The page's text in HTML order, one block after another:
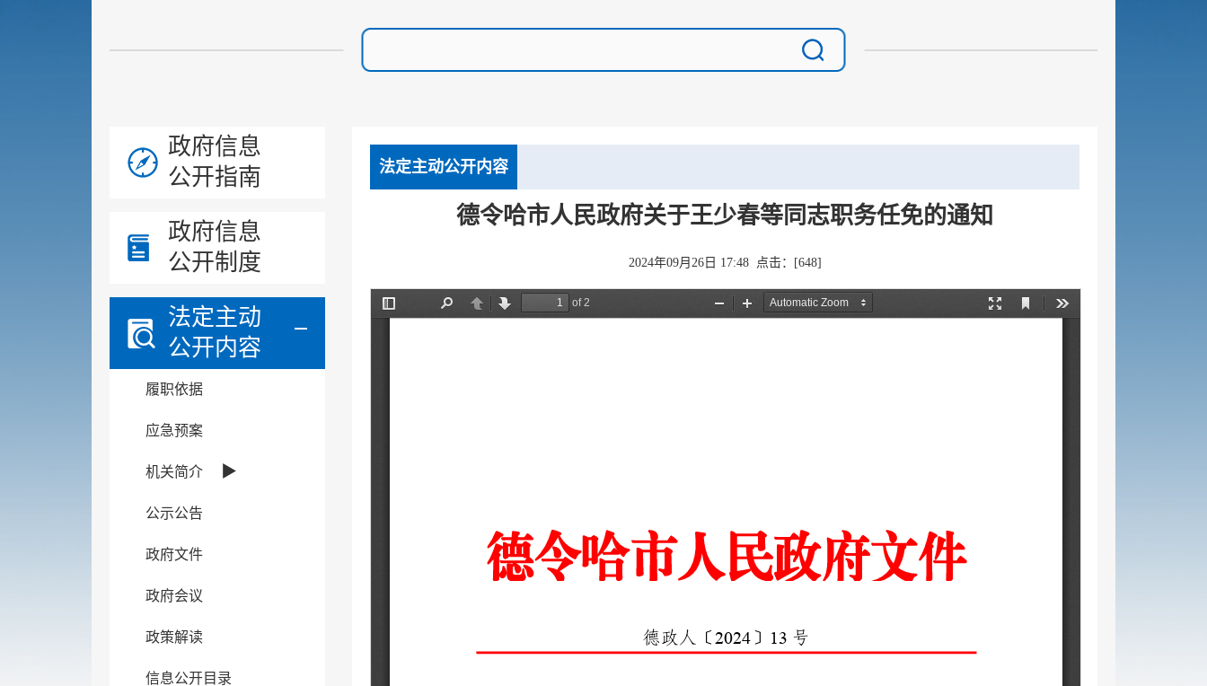
政府信息
公开指南
政府信息
公开制度
法定主动
公开内容
履职依据
应急预案
机关简介 ▶
公示公告
政府文件
政府会议
政策解读
信息公开目录
法定主动公开内容
德令哈市人民政府关于王少春等同志职务任免的通知
2024年09月26日 17:48 点击：[648]